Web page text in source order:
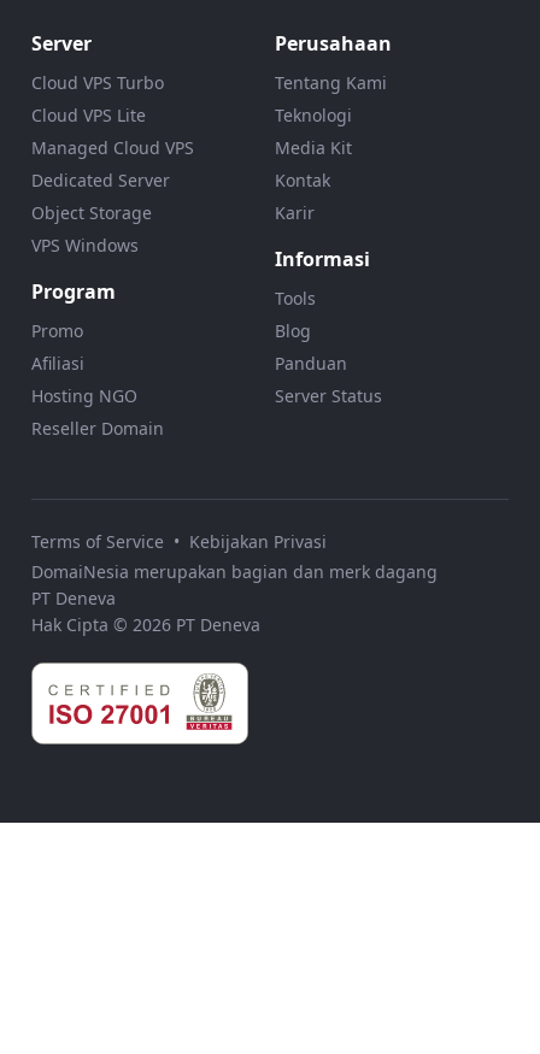
Server
Cloud VPS Turbo
Cloud VPS Lite
Managed Cloud VPS
Dedicated Server
Object Storage
VPS Windows
Program
Promo
Afiliasi
Hosting NGO
Reseller Domain
Perusahaan
Tentang Kami
Teknologi
Media Kit
Kontak
Karir
Informasi
Tools
Blog
Panduan
Server Status
Terms of Service • Kebijakan Privasi
DomaiNesia merupakan bagian dan merk dagang
PT Deneva
Hak Cipta © 2026 PT Deneva